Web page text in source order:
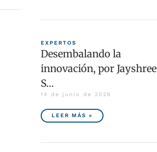
EXPERTOS
Desembalando la
innovación, por Jayshree
S…
14 de junio de 2026
LEER MÁS »